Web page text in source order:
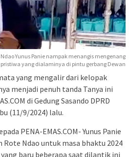
Ndao Yunus Panie nampak menangis mengenang
pristiwa yang dialaminya di pintu gerbang Dewan
yang mengalir dari kelopak
menjadi penuh tanda Tanya ini
di Gedung Sasando DPRD
(11/9/2024) lalu.
PENA-EMAS.COM- Yunus Panie
Rote Ndao untuk masa bhaktu 2024
baru beberapa saat dilantik ini